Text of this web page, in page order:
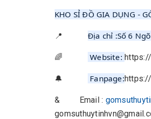
KHO SỈ ĐỒ GIA DỤNG -
📍 Địa chỉ :Số 6
🌈 Website:
🔔 Fanpage:
& Email :